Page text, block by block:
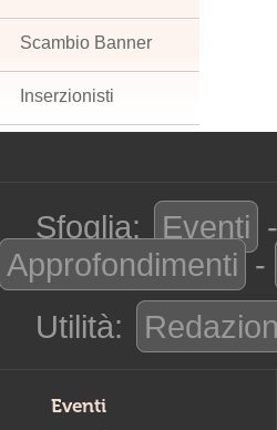
Scambio Banner
Inserzionisti
Sfoglia: Eventi -
Approfondimenti -
Utilità:
Eventi